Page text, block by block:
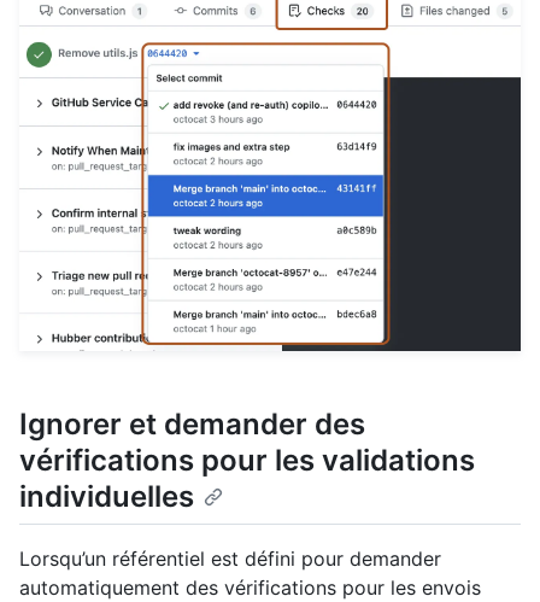
Ignorer et demander des
vérifications pour les validations
individuelles
Lorsqu’un référentiel est défini pour demander
automatiquement des vérifications pour les envois